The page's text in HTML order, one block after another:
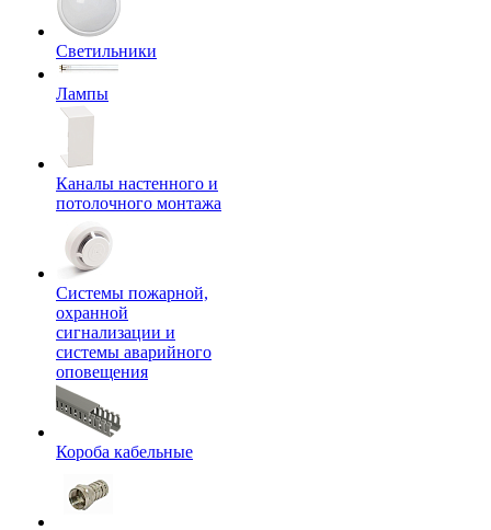
Светильники
Лампы
Каналы настенного и
потолочного монтажа
Системы пожарной,
охранной
сигнализации и
системы аварийного
оповещения
Короба кабельные